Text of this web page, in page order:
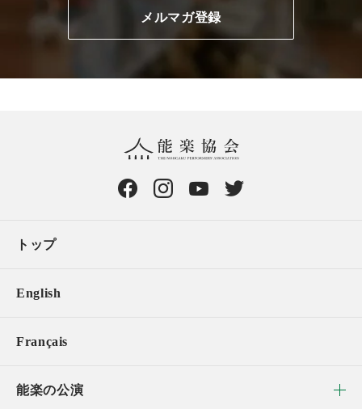
トップ
English
Français
能楽の公演